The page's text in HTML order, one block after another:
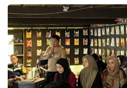
©
Copyright
2026
Lensa
Merdeka